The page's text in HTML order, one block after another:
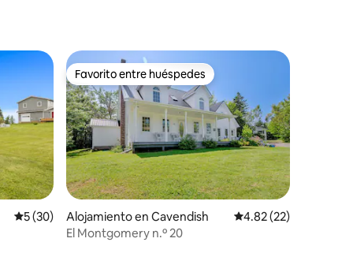
Calificación promedio: 5 de 5, 30 reseñas
5 (30)
Favorito entre huéspedes
Favorito entre huéspedes
Alojamiento en Cavendish Calificación
4.82 (22)
El Montgomery n.º 20